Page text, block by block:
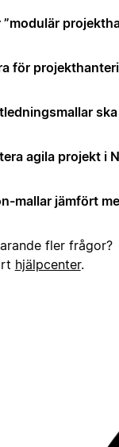
”modulär
för
agila projekt i
mallar jämfört
fler frågor?
hjälpcenter.